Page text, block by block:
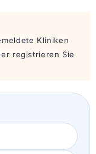
Kliniken
registrieren Sie